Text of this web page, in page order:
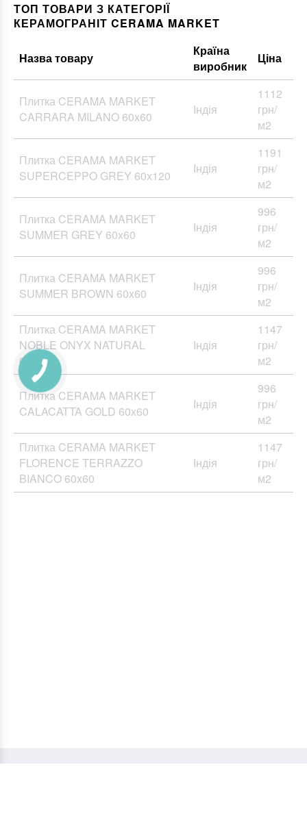
ТОП ТОВАРИ З КАТЕГОРІЇ
КЕРАМОГРАНІТ CERAMA MARKET
Назва товару
Країна
виробник
Ціна
Плитка CERAMA MARKET
CARRARA MILANO 60х60
Індія
1112
грн/
м2
Плитка CERAMA MARKET
SUPERCEPPO GREY 60х120
Індія
1191
грн/
м2
Плитка CERAMA MARKET
SUMMER GREY 60x60
Індія
996
грн/
м2
Плитка CERAMA MARKET
SUMMER BROWN 60x60
Індія
996
грн/
м2
Плитка CERAMA MARKET
NOBLE ONYX NATURAL
60х120
Індія
1147
грн/
м2
Плитка CERAMA MARKET
CALACATTA GOLD 60х60
Індія
996
грн/
м2
Плитка CERAMA MARKET
FLORENCE TERRAZZO
BIANCO 60x60
Індія
1147
грн/
м2